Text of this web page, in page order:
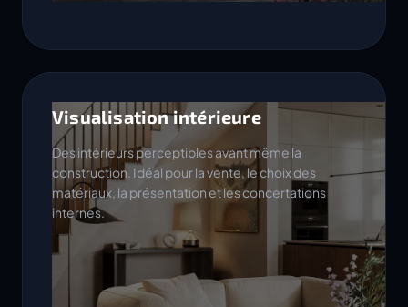
Visualisation intérieure
Des intérieurs perceptibles avant même la
construction. Idéal pour la vente, le choix des
matériaux, la présentation et les concertations
internes.